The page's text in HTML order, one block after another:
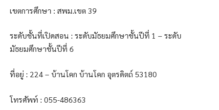
เขตการศึกษา : สพม.เขต 39
ระดับชั้นที่เปิดสอน : ระดับมัธยมศึกษาชั้นปีที่ 1 – ระดับ
มัธยมศึกษาชั้นปีที่ 6
ที่อยู่ : 224 – บ้านโคก บ้านโคก อุตรดิตถ์ 53180
โทรศัพท์ : 055-486363